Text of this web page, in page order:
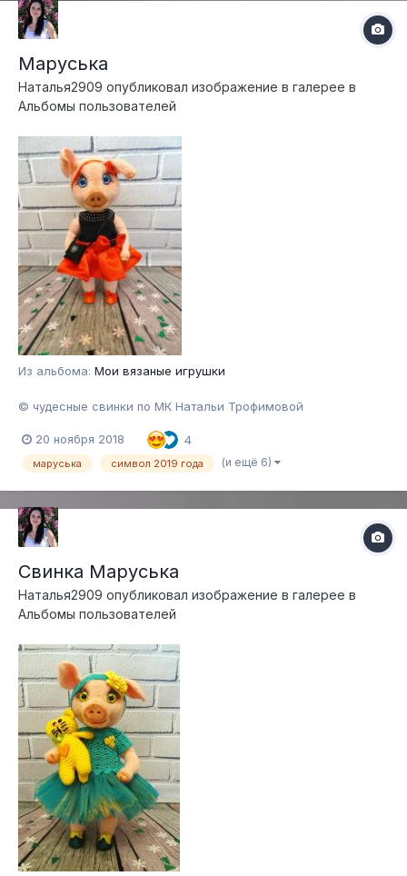
Маруська
Наталья2909 опубликовал изображение в галерее в
Альбомы пользователей
Из альбома: Мои вязаные игрушки
© чудесные свинки по МК Натальи Трофимовой
20 ноября 2018 4
маруська символ 2019 года (и ещё 6)
Свинка Маруська
Наталья2909 опубликовал изображение в галерее в
Альбомы пользователей